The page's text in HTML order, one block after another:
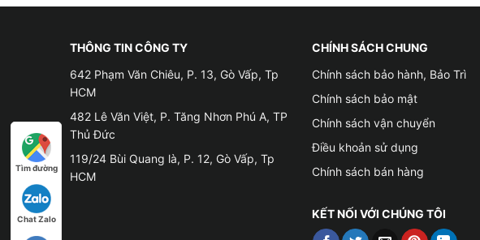
● Độ phân giải 2K : 1200 x 2000
● Bộ nhớ RAM: 8GB – Bộ nhớ ROM: 128GB
● CPU: IC 7862 / ARM Cortex-A75 2.0 GHz / ARM Cortex-A55
● Điều khiển màn hình Zestech ZX10+ Bản giới hạn bằng ra lệnh
● 3 bản đồ chỉ đường: Navitel, Vietmap S1, Google Maps
● Hỗ trợ chia đôi màn hình, vừa mở bản đồ, vừa xem video hoặc
THÔNG TIN CÔNG TY
642 Phạm Văn Chiêu, P. 13, Gò Vấp, Tp
HCM
482 Lê Văn Việt, P. Tăng Nhơn Phú A, TP
Thủ Đức
119/24 Bùi Quang là, P. 12, Gò Vấp, Tp
HCM
CHÍNH SÁCH CHUNG
Chính sách bảo hành, Bảo Trì
Chính sách bảo mật
Chính sách vận chuyển
Điều khoản sử dụng
Chính sách bán hàng
KẾT NỐI VỚI CHÚNG TÔI
Tìm đường
Chat Zalo